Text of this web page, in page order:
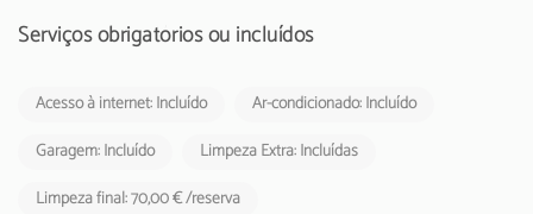
Serviços obrigatórios ou incluídos
Acesso à internet: Incluído
Ar-condicionado: Incluído
Garagem: Incluído
Limpeza Extra: Incluídas
Limpeza final: 70,00 € /reserva